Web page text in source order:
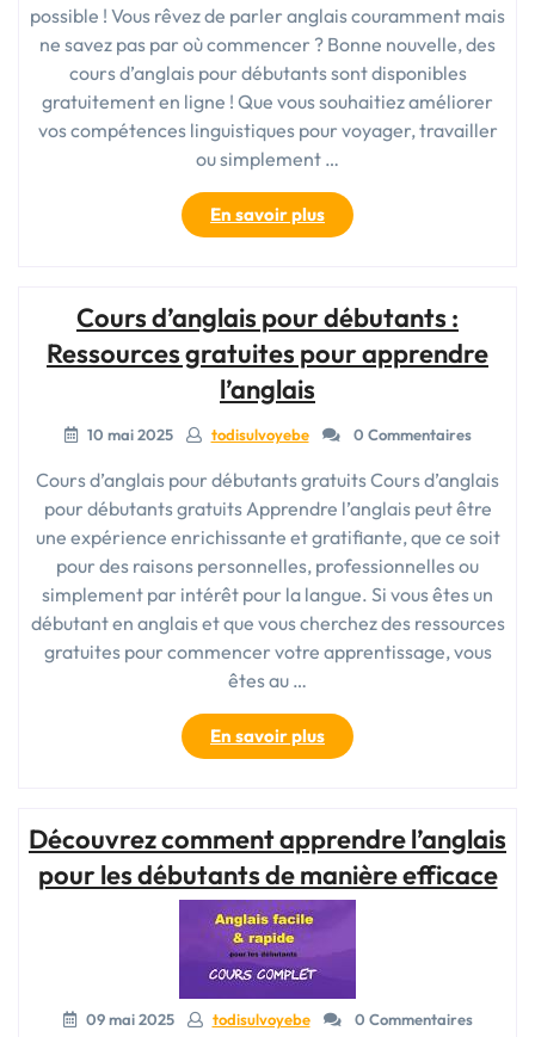
possible ! Vous rêvez de parler anglais couramment mais
ne savez pas par où commencer ? Bonne nouvelle, des
cours d’anglais pour débutants sont disponibles
gratuitement en ligne ! Que vous souhaitiez améliorer
vos compétences linguistiques pour voyager, travailler
ou simplement …
En savoir plus« Cours
d’anglais
:
Accès
gratuit
l’apprentissage »
Cours d’anglais pour débutants :
Ressources gratuites pour apprendre
l’anglais
10 mai 2025 todisulvoyebe 0 Commentaires
Cours d’anglais pour débutants gratuits Cours d’anglais
pour débutants gratuits Apprendre l’anglais peut être
une expérience enrichissante et gratifiante, que ce soit
pour des raisons personnelles, professionnelles ou
simplement par intérêt pour la langue. Si vous êtes un
débutant en anglais et que vous cherchez des ressources
gratuites pour commencer votre apprentissage, vous
êtes au …
En savoir plus« Cours
d’anglais
:
Ressources
gratuites
Découvrez comment apprendre l’anglais
pour les débutants de manière efficace
09 mai 2025 todisulvoyebe 0 Commentaires